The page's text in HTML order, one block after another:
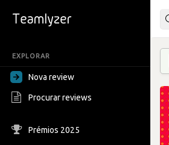
EXPLORAR
Nova review
Procurar reviews
Prémios 2025